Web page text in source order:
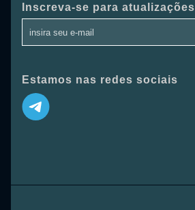
Inscreva-se para atualizações
Estamos nas redes sociais